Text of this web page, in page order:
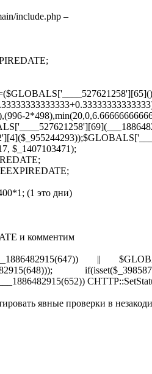
include.php –
$_1407103471);
(1 это дни)
и комментим
||
явные проверки в